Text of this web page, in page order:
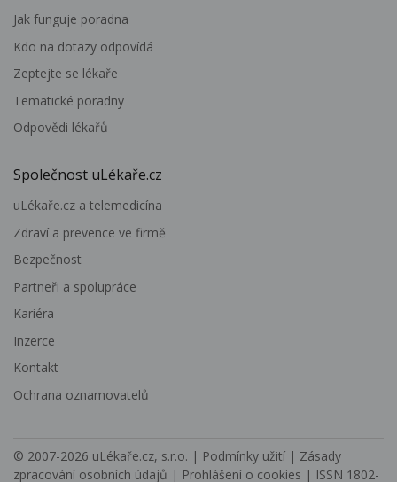
Jak funguje poradna
Kdo na dotazy odpovídá
Zeptejte se lékaře
Tematické poradny
Odpovědi lékařů
Společnost uLékaře.cz
uLékaře.cz a telemedicína
Zdraví a prevence ve firmě
Bezpečnost
Partneři a spolupráce
Kariéra
Inzerce
Kontakt
Ochrana oznamovatelů
© 2007-2026 uLékaře.cz, s.r.o. | Podmínky užití | Zásady
zpracování osobních údajů | Prohlášení o cookies | ISSN 1802-